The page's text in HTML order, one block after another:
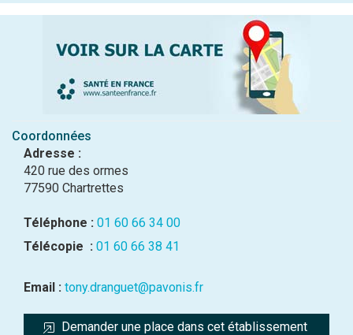
Coordonnées
Adresse :
420 rue des ormes
77590 Chartrettes
Téléphone : 01 60 66 34 00
Télécopie : 01 60 66 38 41
Email : tony.dranguet@pavonis.fr
Demander une place dans cet établissement